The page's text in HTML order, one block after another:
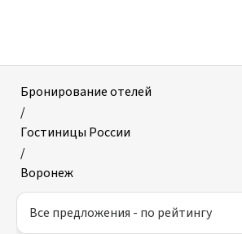
Бронирование отелей
/
Гостиницы России
/
Воронеж
Все предложения - по рейтингу